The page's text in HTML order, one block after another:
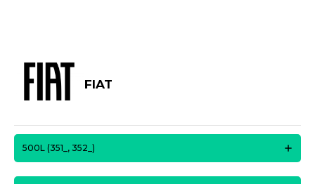
FIAT
500L (351_, 352_)